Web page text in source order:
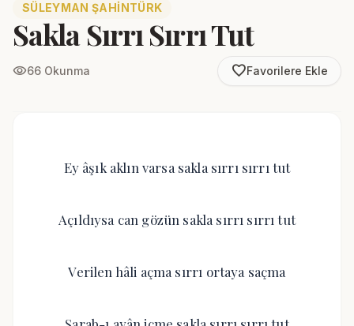
SÜLEYMAN ŞAHINTÜRK
Sakla Sırrı Sırrı Tut
visibility66 Okunma favorite_borderFavorilere Ekle
Ey âşık aklın varsa sakla sırrı sırrı tut
Açıldıysa can gözün sakla sırrı sırrı tut
Verilen hâli açma sırrı ortaya saçma